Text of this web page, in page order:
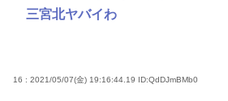
三宮北ヤバイわ
16 : 2021/05/07(金) 19:16:44.19 ID:QdDJmBMb0